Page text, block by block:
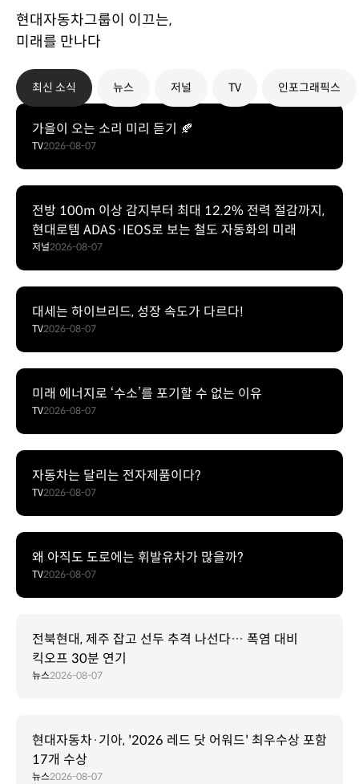
현대자동차그룹이 이끄는,
미래를 만나다
최신 소식 뉴스 저널 TV 인포그래픽스
가을이 오는 소리 미리 듣기 🍂
TV2026-08-07
전방 100m 이상 감지부터 최대 12.2% 전력 절감까지,
현대로템 ADAS·IEOS로 보는 철도 자동화의 미래
저널2026-08-07
대세는 하이브리드, 성장 속도가 다르다!
TV2026-08-07
미래 에너지로 ‘수소’를 포기할 수 없는 이유
TV2026-08-07
자동차는 달리는 전자제품이다?
TV2026-08-07
왜 아직도 도로에는 휘발유차가 많을까?
TV2026-08-07
전북현대, 제주 잡고 선두 추격 나선다… 폭염 대비
킥오프 30분 연기
뉴스2026-08-07
현대자동차·기아, '2026 레드 닷 어워드' 최우수상 포함
17개 수상
뉴스2026-08-07